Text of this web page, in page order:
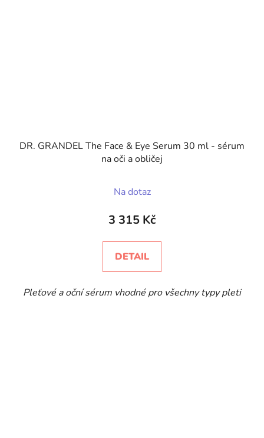
DR. GRANDEL The Face & Eye Serum 30 ml - sérum
na oči a obličej
Na dotaz
3 315 Kč
DETAIL
Pleťové a oční sérum vhodné pro všechny typy pleti